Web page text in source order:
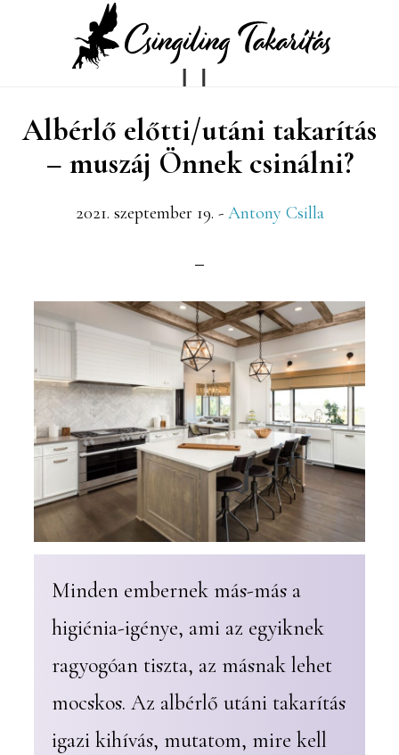
content
oldalsávhoz
Albérlő előtti/utáni takarítás
– muszáj Önnek csinálni?
2021. szeptember 19. - Antony Csilla
Minden embernek más-más a
higiénia-igénye, ami az egyiknek
ragyogóan tiszta, az másnak lehet
mocskos. Az albérlő utáni takarítás
igazi kihívás, mutatom, mire kell